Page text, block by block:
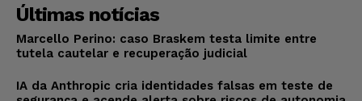
Últimas notícias
Marcello Perino: caso Braskem testa limite entre
tutela cautelar e recuperação judicial
IA da Anthropic cria identidades falsas em teste de